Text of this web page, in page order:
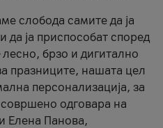
слобода самите да ја
да ја приспособат според
брзо и дигитално
празниците, нашата цел
персонализација, за
совршено одговара на
Елена Панова,